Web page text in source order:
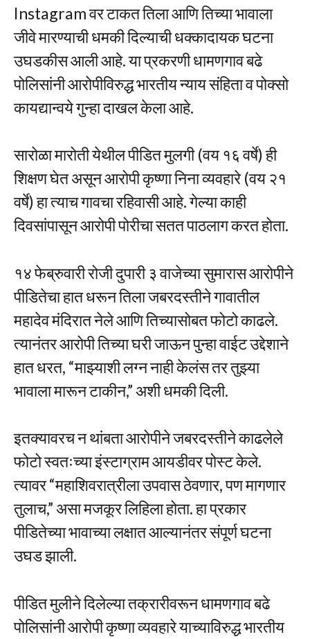
Instagram वर टाकत तिला आणि तिच्या भावाला
जीवे मारण्याची धमकी दिल्याची धक्कादायक घटना
उघडकीस आली आहे. या प्रकरणी धामणगाव बढे
पोलिसांनी आरोपीविरुद्ध भारतीय न्याय संहिता व पोक्सो
कायद्यान्वये गुन्हा दाखल केला आहे.
सारोळा मारोती येथील पीडित मुलगी (वय १६ वर्षे) ही
शिक्षण घेत असून आरोपी कृष्णा निना व्यवहारे (वय २१
वर्षे) हा त्याच गावचा रहिवासी आहे. गेल्या काही
दिवसांपासून आरोपी पोरीचा सतत पाठलाग करत होता.
१४ फेब्रुवारी रोजी दुपारी ३ वाजेच्या सुमारास आरोपीने
पीडितेचा हात धरून तिला जबरदस्तीने गावातील
महादेव मंदिरात नेले आणि तिच्यासोबत फोटो काढले.
त्यानंतर आरोपी तिच्या घरी जाऊन पुन्हा वाईट उद्देशाने
हात धरत, “माझ्याशी लग्न नाही केलंस तर तुझ्या
भावाला मारून टाकीन,” अशी धमकी दिली.
इतक्यावरच न थांबता आरोपीने जबरदस्तीने काढलेले
फोटो स्वतःच्या इंस्टाग्राम आयडीवर पोस्ट केले.
त्यावर “महाशिवरात्रीला उपवास ठेवणार, पण मागणार
तुलाच,” असा मजकूर लिहिला होता. हा प्रकार
पीडितेच्या भावाच्या लक्षात आल्यानंतर संपूर्ण घटना
उघड झाली.
पीडित मुलीने दिलेल्या तक्रारीवरून धामणगाव बढे
पोलिसांनी आरोपी कृष्णा व्यवहारे याच्याविरुद्ध भारतीय